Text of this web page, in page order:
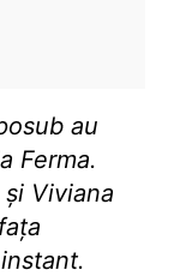
au
Ferma.
Viviana